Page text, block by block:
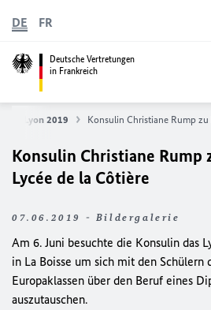
Deutsche Vertretungen
in Frankreich
DE FR
Lyon 2019 Konsulin Christiane Rump zu
Konsulin Christiane Rump
Lycée de la Côtière
07.06.2019 - Bildergalerie
Am 6. Juni besuchte die Konsulin das
in La Boisse um sich mit den Schülern
Europaklassen über den Beruf eines
auszutauschen.